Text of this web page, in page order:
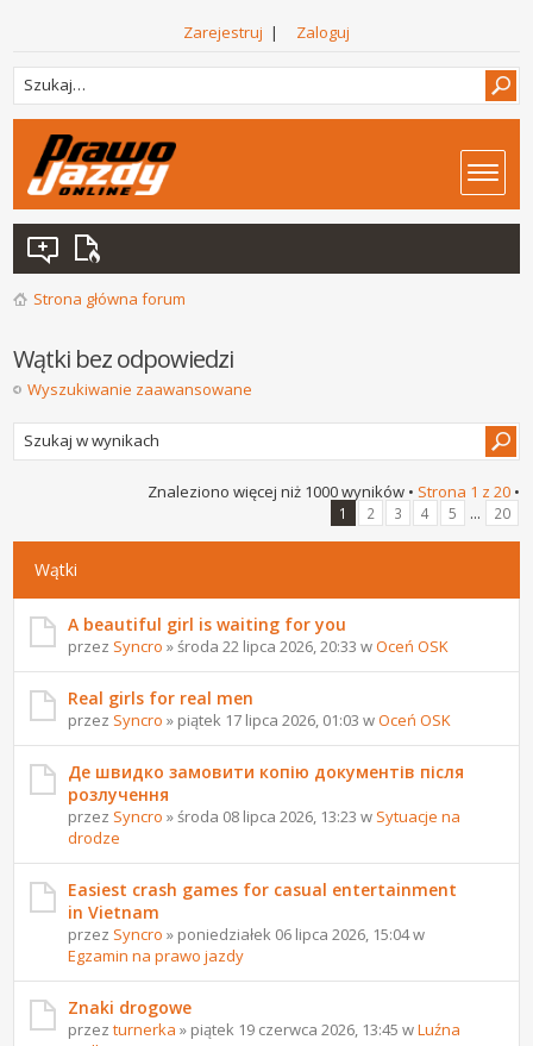
Zarejestruj | Zaloguj
Strona główna forum
Wątki bez odpowiedzi
Wyszukiwanie zaawansowane
Znaleziono więcej niż 1000 wyników • Strona 1 z 20•
1 2 3 4 5 ... 20
Wątki
A beautiful girl is waiting for you
przez Syncro » środa 22 lipca 2026, 20:33 wOceń OSK
Real girls for real men
przez Syncro » piątek 17 lipca 2026, 01:03 wOceń OSK
Де швидко замовити копію документів після
розлучення
przez Syncro » środa 08 lipca 2026, 13:23 w Sytuacje na
drodze
Easiest crash games for casual entertainment
in Vietnam
przez Syncro » poniedziałek 06 lipca 2026, 15:04 w
Egzamin na prawo jazdy
Znaki drogowe
przezturnerka » piątek 19 czerwca 2026, 13:45 wLuźna